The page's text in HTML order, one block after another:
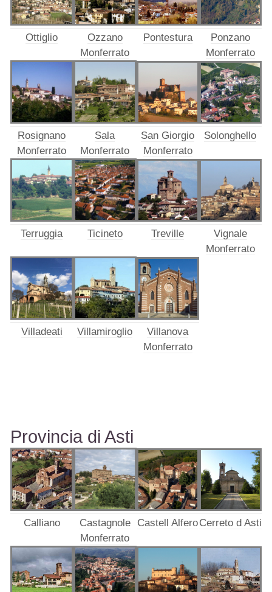
Ottiglio
Ozzano
Monferrato
Pontestura
Ponzano
Monferrato
Rosignano
Monferrato
Sala
Monferrato
San Giorgio
Monferrato
Solonghello
Terruggia Ticineto Treville
Vignale
Monferrato
Villadeati Villamiroglio
Villanova
Monferrato
Provincia di Asti
Calliano
Castagnole
Monferrato
Castell AlferoCerreto d Asti